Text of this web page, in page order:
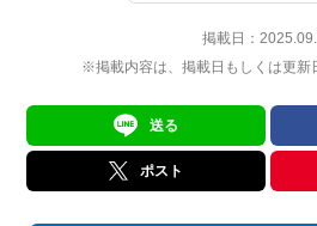
掲載日：
※掲載内容は、掲載日もしくは更新
送る
ポスト